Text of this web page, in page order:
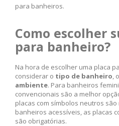
para banheiros.
Como escolher
para banheiro?
Na hora de escolher uma placa
considerar o tipo de banheiro, o
ambiente. Para banheiros
convencionais são a melhor
placas com símbolos neutros
banheiros acessíveis, as placas
são obrigatórias.